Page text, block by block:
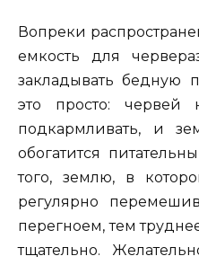
Вопреки
емкость для
закладывать бедную
это просто: червей
подкармливать, и
обогатится
того, землю, в
регулярно
перегноем, тем
тщательно.